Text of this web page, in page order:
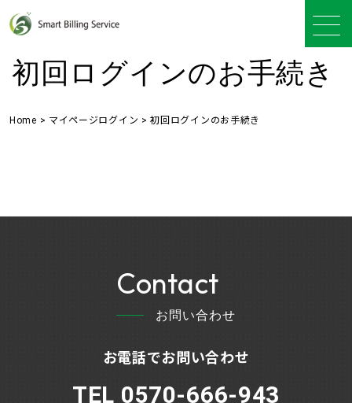
初回ログインのお手続き
Home > マイページログイン >初回ログインのお手続き
Contact
お問い合わせ
お電話でお問い合わせ
TEL 0570-666-943